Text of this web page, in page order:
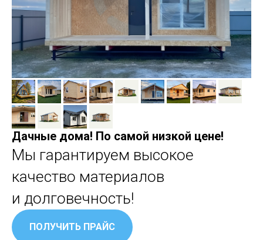
Дачные дома! По самой низкой цене!
Мы гарантируем высокое
качество материалов
и долговечность!
ПОЛУЧИТЬ ПРАЙС